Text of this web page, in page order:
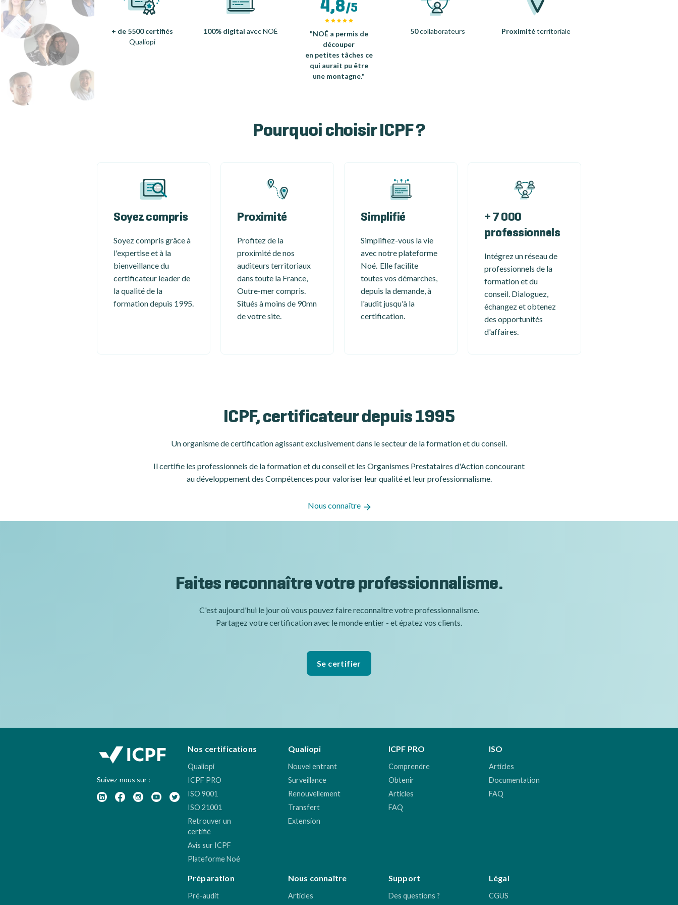
+ de 5500 certifiés
Qualiopi
100% digital avec NOÉ
4,8/5
"NOÉ a permis de
découper
en petites tâches ce
qui aurait pu être
une montagne."
50collaborateurs Proximitéterritoriale
Pourquoi choisir ICPF ?
Soyez compris
Soyez compris grâce à
l'expertise et à la
bienveillance du
certificateur leader de
la qualité de la
formation depuis 1995.
Proximité
Profitez de la
proximité de nos
auditeurs territoriaux
dans toute la France,
Outre-mer compris.
Situés à moins de 90mn
de votre site.
Simplifié
Simplifiez-vous la vie
avec notre plateforme
Noé. Elle facilite
toutes vos démarches,
depuis la demande, à
l'audit jusqu'à la
certification.
+ 7 000
professionnels
Intégrez un réseau de
professionnels de la
formation et du
conseil. Dialoguez,
échangez et obtenez
des opportunités
d'affaires.
ICPF, certificateur depuis 1995
Un organisme de certificationagissant exclusivement dans le secteur de la formation et du conseil.
Il certifie les professionnels de la formation et du conseil et les Organismes Prestataires d'Action concourant
au développement des Compétences pour valoriser leur qualité et leur professionnalisme.
Nous connaître
Faites reconnaître votre professionnalisme.
C'est aujourd'hui le jour où vous pouvez faire reconnaître votre professionnalisme.
Partagez votre certification avec le monde entier - et épatez vos clients.
Se certifier
Suivez-nous sur :
Nos certifications
Qualiopi
ICPF PRO
ISO 9001
ISO 21001
Retrouver un
certifié
Avis sur ICPF
Plateforme Noé
Qualiopi
Nouvel entrant
Surveillance
Renouvellement
Transfert
Extension
ICPF PRO
Comprendre
Obtenir
Articles
FAQ
ISO
Articles
Documentation
FAQ
Préparation
Pré-audit
Nous connaître
Articles
Support
Des questions ?
Légal
CGUS